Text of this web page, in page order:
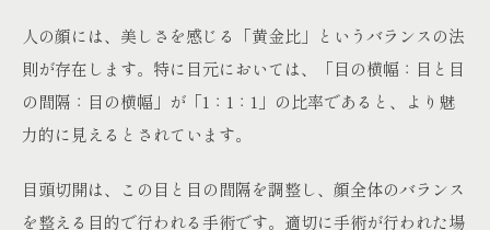
人の顔には、美しさを感じる「黄金比」というバランスの法
則が存在します。特に目元においては、「目の横幅：目と目
の間隔：目の横幅」が「1：1：1」の比率であると、より魅
力的に見えるとされています。
目頭切開は、この目と目の間隔を調整し、顔全体のバランス
を整える目的で行われる手術です。適切に手術が行われた場